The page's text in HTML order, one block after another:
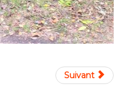
Suivant